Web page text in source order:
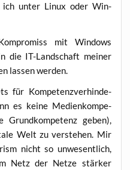
ich unter Linux oder Win­
mit Win­dows
die IT-Land­schaft mei­ner
las­sen werden.
für Kom­pe­tenz­ver­hin­de­
es kei­ne Medi­en­kom­pe­
geben),
Welt zu ver­ste­hen. Mir
nicht so unwe­sent­lich,
Netz der Net­ze stär­ker